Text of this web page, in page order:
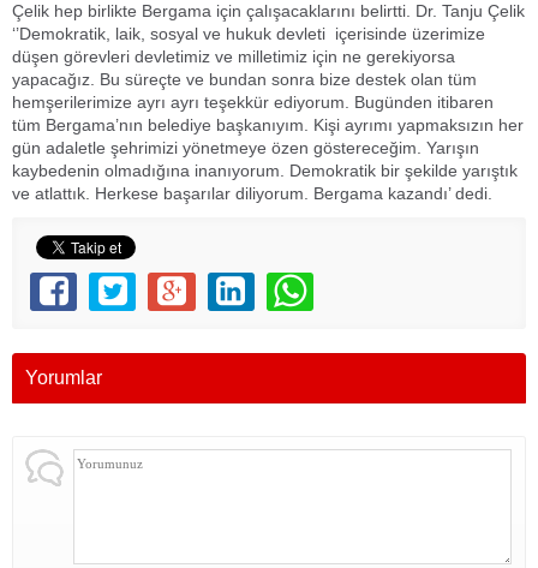
Çelik hep birlikte Bergama için çalışacaklarını belirtti. Dr. Tanju Çelik
‘’Demokratik, laik, sosyal ve hukuk devleti içerisinde üzerimize
düşen görevleri devletimiz ve milletimiz için ne gerekiyorsa
yapacağız. Bu süreçte ve bundan sonra bize destek olan tüm
hemşerilerimize ayrı ayrı teşekkür ediyorum. Bugünden itibaren
tüm Bergama’nın belediye başkanıyım. Kişi ayrımı yapmaksızın her
gün adaletle şehrimizi yönetmeye özen göstereceğim. Yarışın
kaybedenin olmadığına inanıyorum. Demokratik bir şekilde yarıştık
ve atlattık. Herkese başarılar diliyorum. Bergama kazandı’ dedi.
Yorumlar